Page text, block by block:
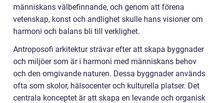
människans välbefinnande, och genom att förena
vetenskap, konst och andlighet skulle hans visioner om
harmoni och balans bli till verklighet.
Antroposofi arkitektur strävar efter att skapa byggnader
och miljöer som är i harmoni med människans behov
och den omgivande naturen. Dessa byggnader används
ofta som skolor, hälsocenter och kulturella platser. Det
centrala konceptet är att skapa en levande och organisk